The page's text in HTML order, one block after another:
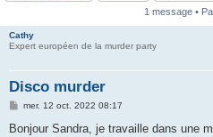
1 message •
Cathy
Expert européen de la murder party
Disco murder
M
s
mer. 12 oct. 2022 08:17
Bonjour Sandra, je travaille dans une